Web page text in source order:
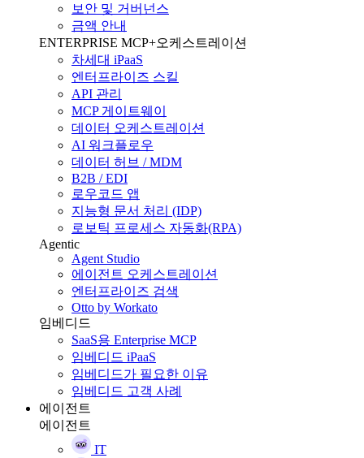
보안 및 거버넌스
금액 안내
ENTERPRISE MCP+오케스트레이션
차세대 iPaaS
엔터프라이즈 스킬
API 관리
MCP 게이트웨이
데이터 오케스트레이션
AI 워크플로우
데이터 허브 / MDM
B2B / EDI
로우코드 앱
지능형 문서 처리 (IDP)
로보틱 프로세스 자동화(RPA)
Agentic
Agent Studio
에이전트 오케스트레이션
엔터프라이즈 검색
Otto by Workato
임베디드
SaaS용 Enterprise MCP
임베디드 iPaaS
임베디드가 필요한 이유
임베디드 고객 사례
에이전트
에이전트
IT